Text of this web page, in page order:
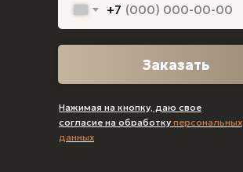
+7
Заказать
Нажимая на кнопку, даю свое
согласие на обработку персональных
данных